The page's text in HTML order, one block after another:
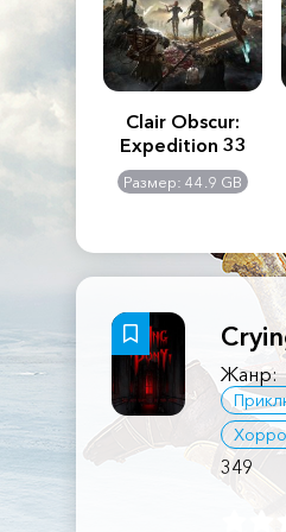
Creed
Clair Obscur:
Expedition 33
Размер: 44.9 GB
Жанр:
349